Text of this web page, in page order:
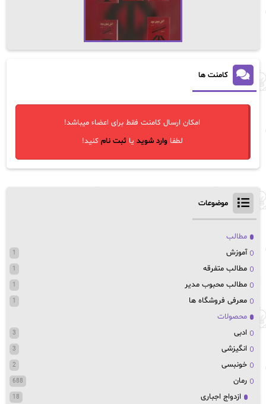
کامنت ها
امکان ارسال کامنت فقط برای اعضاء میباشد!
لطفاوارد شوید یاثبت نام کنید!
موضوعات
مطالب
آموزش
1
مطالب متفرقه 1
مطالب محبوب مدیر 1
معرفی فروشگاه ها 1
محصولات
ادبی
3
انگیزشی 3
خونبسی 2
رمان 688
ازدواج اجباری 18